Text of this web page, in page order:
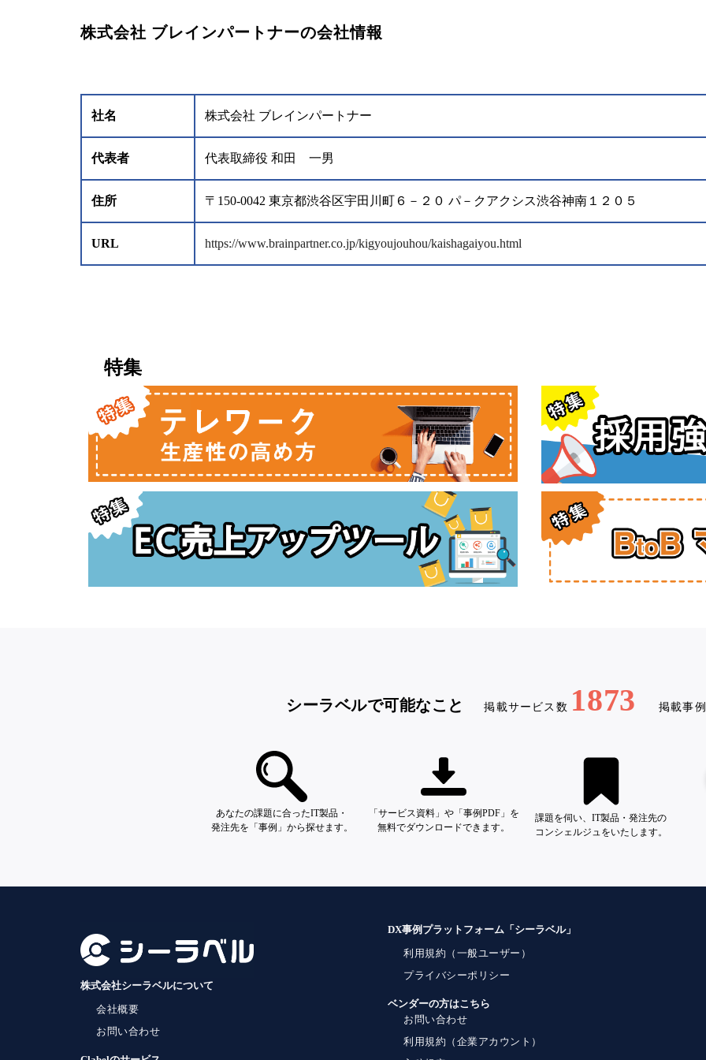
株式会社 ブレインパートナーの会社情報
社名 株式会社 ブレインパートナー
代表者 代表取締役 和田 一男
住所 〒150-0042 東京都渋谷区宇田川町６－２０ パ－クアクシス渋谷神南１２０５
URL https://www.brainpartner.co.jp/kigyoujouhou/kaishagaiyou.html
特集
シーラベルで可能なこと 掲載サービス数 1873 掲載事
あなたの課題に合ったIT製品・
発注先を「事例」から探せます。
「サービス資料」や「事例PDF」を
無料でダウンロードできます。
課題を伺い、IT製品・発注先の
コンシェルジュをいたします。
株式会社シーラベルについて
会社概要
お問い合わせ
DX事例プラットフォーム「シーラベル」
利用規約（一般ユーザー）
プライバシーポリシー
ベンダーの方はこちら
お問い合わせ
利用規約（企業アカウント）